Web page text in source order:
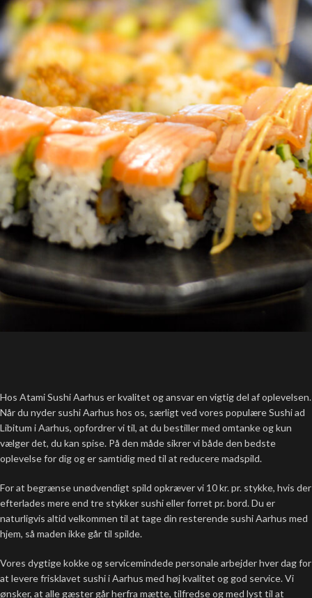
Hos Atami Sushi Aarhus er kvalitet og ansvar en vigtig del af oplevelsen.
Når du nyder sushi Aarhus hos os, særligt ved vores populære Sushi ad
Libitum i Aarhus, opfordrer vi til, at du bestiller med omtanke og kun
vælger det, du kan spise. På den måde sikrer vi både den bedste
oplevelse for dig og er samtidig med til at reducere madspild.
For at begrænse unødvendigt spild opkræver vi 10 kr. pr. stykke, hvis der
efterlades mere end tre stykker sushi eller forret pr. bord. Du er
naturligvis altid velkommen til at tage din resterende sushi Aarhus med
hjem, så maden ikke går til spilde.
Vores dygtige kokke og servicemindede personale arbejder hver dag for
at levere frisklavet sushi i Aarhus med høj kvalitet og god service. Vi
ønsker, at alle gæster går herfra mætte, tilfredse og med lyst til at